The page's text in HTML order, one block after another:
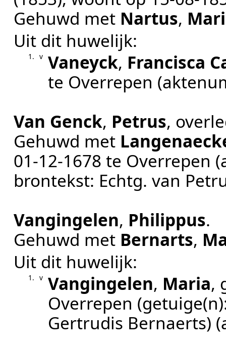
Gehuwd met Nartus,
Uit dit huwelijk:
1. v Vaneyck, Francisca
te Overrepen
Van Genck, Petrus,
Gehuwd met
01‑12‑1678 te Overrepen
brontekst: Echtg. van
Vangingelen, Philippus.
Gehuwd met Bernarts,
Uit dit huwelijk:
1. v Vangingelen, Maria,
Overrepen
Gertrudis Bernaerts)